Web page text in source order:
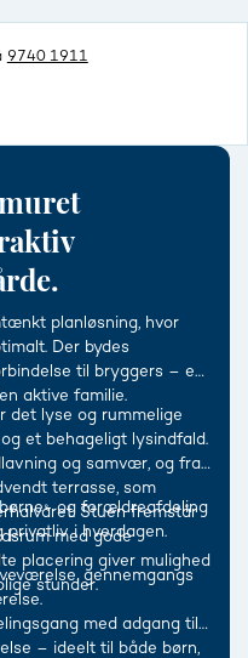
9740 1911
planløsning, hvor
Der bydes
til bryggers – en
aktive familie.
det lyse og rummelige
et behageligt lysindfald.
og samvær, og fra
terrasse, som
Stuen fremstår
med gode
placering giver mulighed
stunder.
og forældreafdeling
privatliv i hverdagen.
gennemgangs
med adgang til
– ideelt til både børn,